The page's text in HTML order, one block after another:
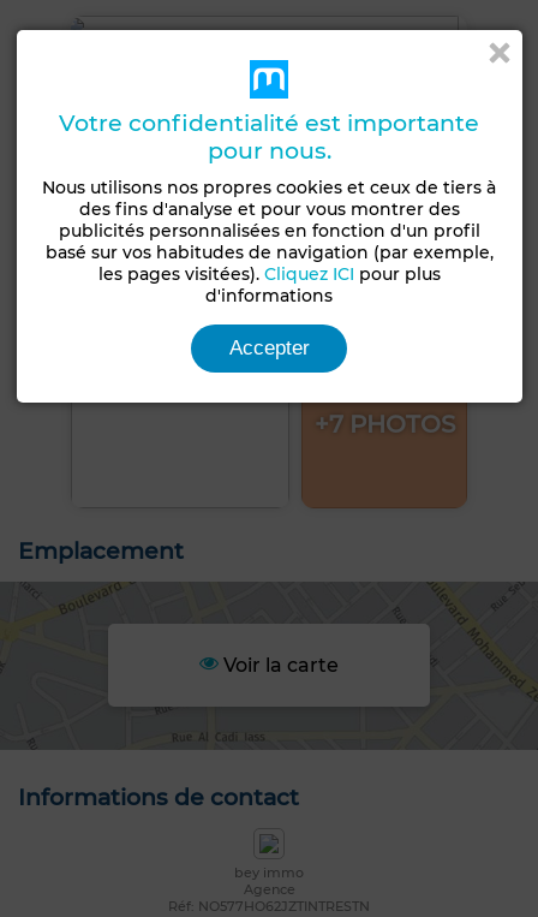
+7 PHOTOS
Emplacement
Voir la carte
Informations de contact
bey immo
Agence
Réf: NO577HO62JZTINTRESTN
Votre confidentialité est importante
pour nous.
Nous utilisons nos propres cookies et ceux de tiers à
des fins d'analyse et pour vous montrer des
publicités personnalisées en fonction d'un profil
basé sur vos habitudes de navigation (par exemple,
les pages visitées). Cliquez ICI pour plus
d'informations
Accepter